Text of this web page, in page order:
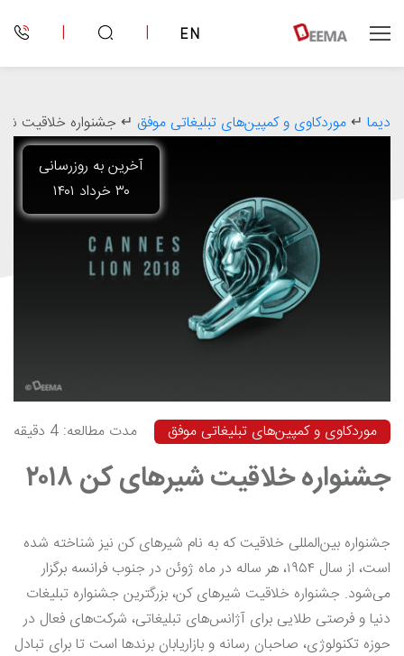
EN
|
|
دیما ↵ موردکاوی و کمپین‌های تبلیغاتی موفق ↵ جشنواره خلاقیت
آخرین به روزرسانی
۳۰ خرداد ۱۴۰۱
موردکاوی و کمپین‌های تبلیغاتی موفق مدت مطالعه: 4 دقیقه
جشنواره خلاقیت شیرهای کن ۲۰۱۸
جشنواره بین‌المللی خلاقیت که به نام شیرهای کن نیز شناخته شده
است، از سال ۱۹۵۴، هر ساله در ماه ژوئن در جنوب فرانسه برگزار
می‌شود. جشنواره خلاقیت شیرهای کن، بزرگترین جشنواره تبلیغات
دنیا و فرصتی طلایی برای آژانس‌های تبلیغاتی، شرکت‌های فعال در
حوزه تکنولوژی، صاحبان رسانه و بازاریابان برندها است تا برای تبادل